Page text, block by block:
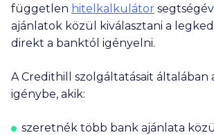
független hitelkalkulátor
ajánlatok közül kiválasztani a
direkt a banktól igényelni.
A Credithill szolgáltatásait általában
igénybe, akik:
szeretnék több bank ajánlata